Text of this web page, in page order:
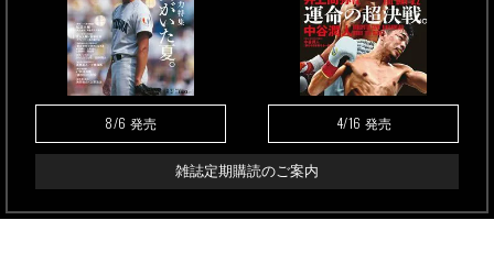
8/6 発売 4/16 発売
雑誌定期購読のご案内